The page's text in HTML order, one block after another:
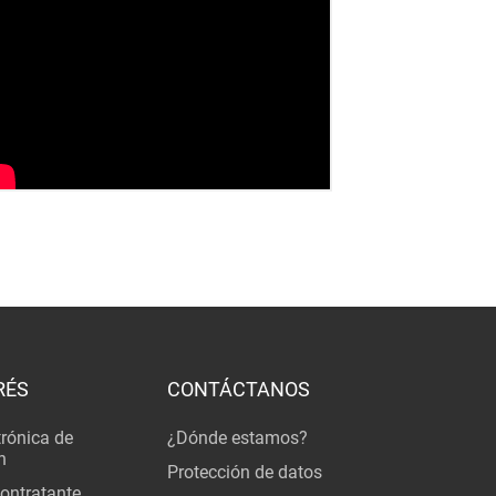
de
CONTÁCTANOS
¿Dónde estamos?
Protección de datos